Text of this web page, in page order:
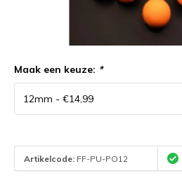
Maak een keuze: *
Artikelcode: FF-PU-PO12